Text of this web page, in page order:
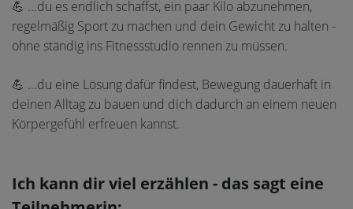
💪 ...du es endlich schaffst, ein paar Kilo abzunehmen,
regelmäßig Sport zu machen und dein Gewicht zu halten -
ohne ständig ins Fitnessstudio rennen zu müssen.
💪 ...du eine Lösung dafür findest, Bewegung dauerhaft in
deinen Alltag zu bauen und dich dadurch an einem neuen
Körpergefühl erfreuen kannst.
Ich kann dir viel erzählen - das sagt eine